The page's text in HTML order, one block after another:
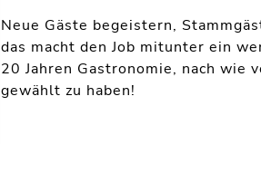
Neue Gäste begeistern,
das macht den Job mitunter ein
20 Jahren Gastronomie, nach wie
gewählt zu haben!